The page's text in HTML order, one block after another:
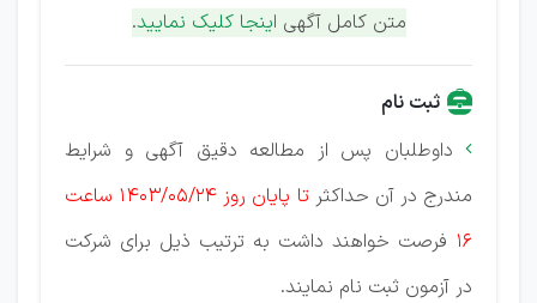
متن کامل آگهی اینجا کلیک نمایید.
ثبت نام

داوطلبان پس از مطالعه دقیق آگهی و شرایط
مندرج در آن حداكثر
تا پایان روز 1403/05/24 ساعت
16 فرصت خواهند داشت به ترتیب ذیل برای شركت
در آزمون ثبت نام نمایند.